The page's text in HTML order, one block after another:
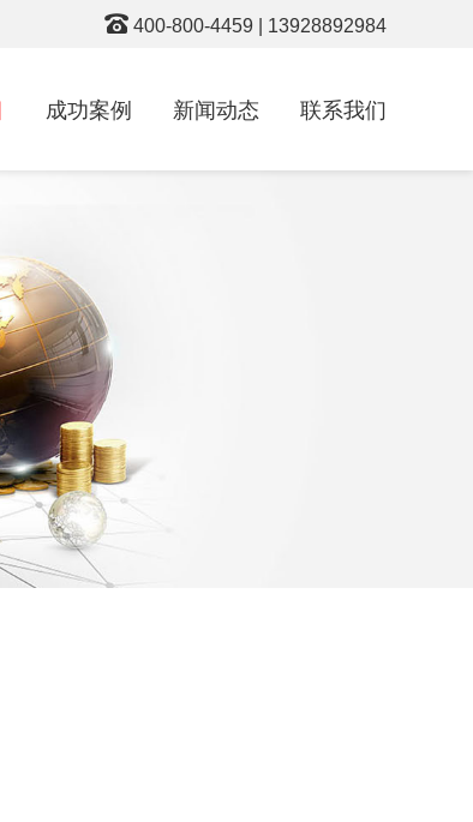
400-800-4459 | 13928892984
成功案例 新闻动态 联系我们